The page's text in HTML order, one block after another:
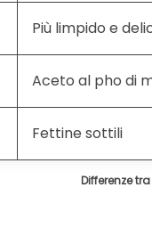
Differenze tra
Più limpido e
Aceto al pho di
Fettine sottili